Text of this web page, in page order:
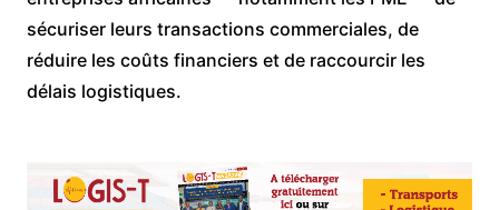
sécuriser leurs transactions commerciales, de
réduire les coûts financiers et de raccourcir les
délais logistiques.